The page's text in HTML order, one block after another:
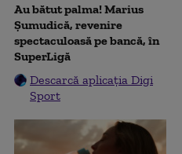
Au bătut palma! Marius
Șumudică, revenire
spectaculoasă pe bancă, în
SuperLigă
Descarcă aplicația Digi
Sport